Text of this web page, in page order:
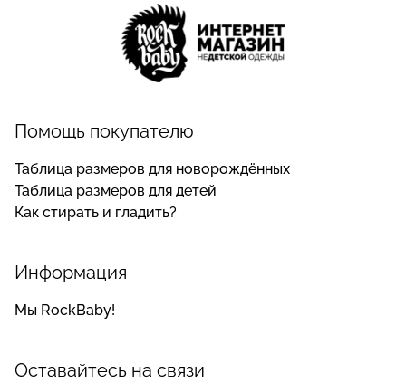
Помощь покупателю
Таблица размеров для новорождённых
Таблица размеров для детей
Как стирать и гладить?
Информация
Мы RockBaby!
Оставайтесь на связи